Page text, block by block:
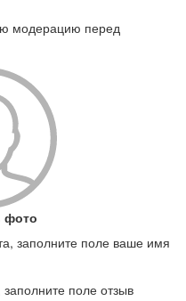
модерацию перед
фото
заполните поле ваше имя
поле отзыв